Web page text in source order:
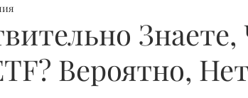
Обучение
Акция дня
Вероятно, Нет